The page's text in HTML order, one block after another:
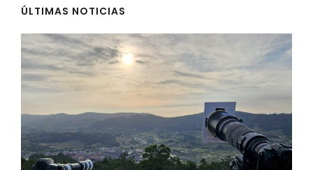
ÚLTIMAS NOTICIAS